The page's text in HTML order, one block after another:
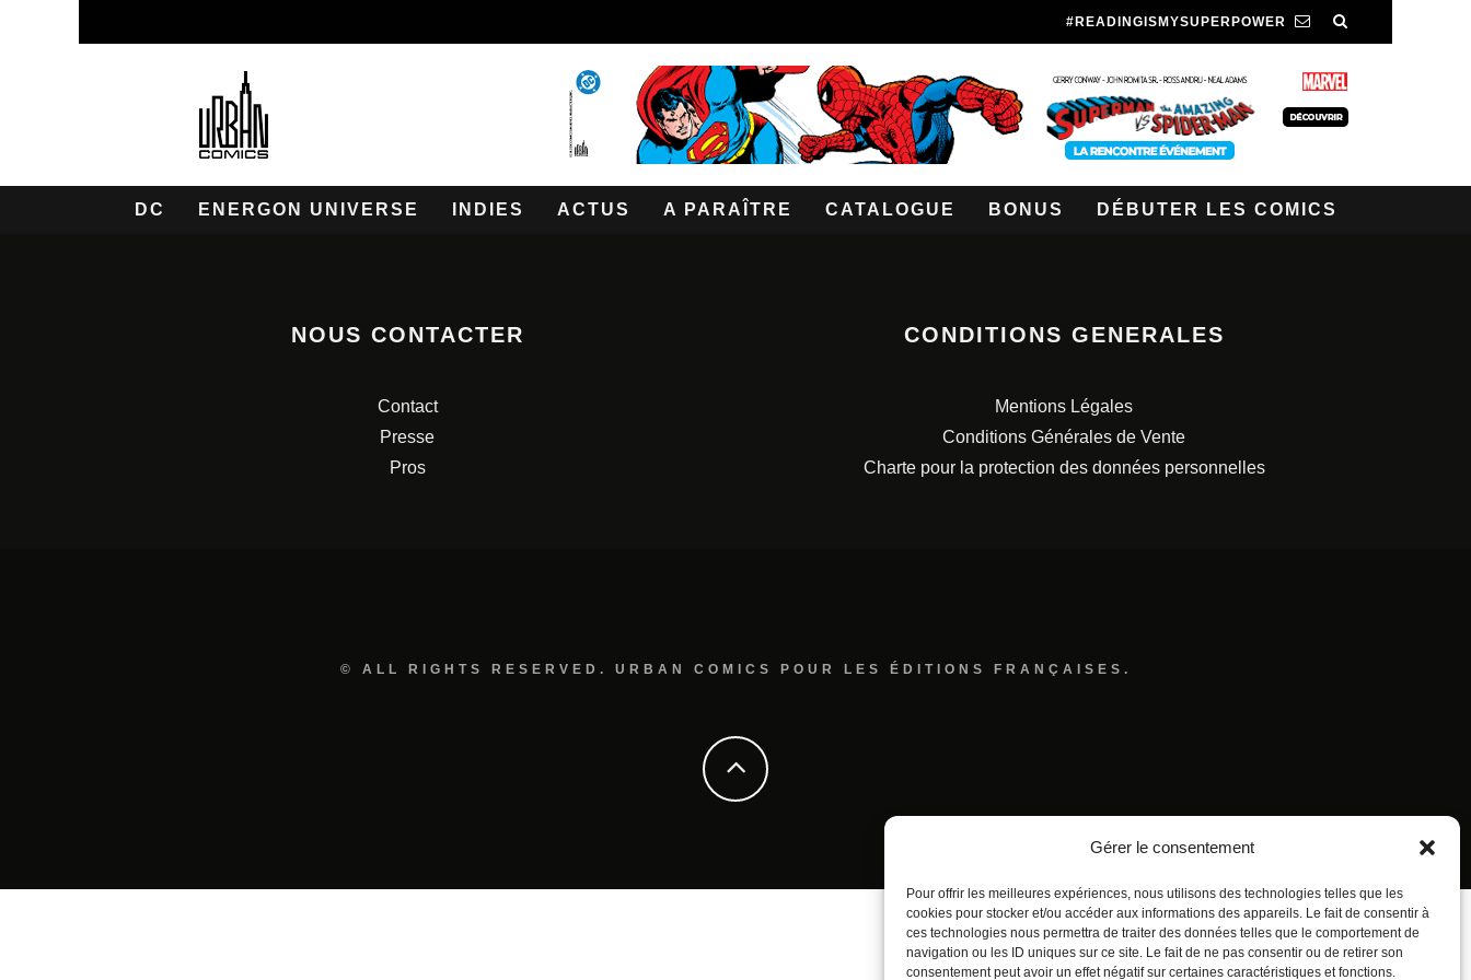
Gérer le consentement
Pour offrir les meilleures expériences, nous utilisons des technologies telles que les
cookies pour stocker et/ou accéder aux informations des appareils. Le fait de consentir à
ces technologies nous permettra de traiter des données telles que le comportement de
navigation ou les ID uniques sur ce site. Le fait de ne pas consentir ou de retirer son
consentement peut avoir un effet négatif sur certaines caractéristiques et fonctions.
#READINGISMYSUPERPOWER
DC ENERGON UNIVERSE INDIES ACTUS A PARAÎTRE CATALOGUE BONUS DÉBUTER LES COMICS
NOUS CONTACTER
Contact
Presse
Pros
CONDITIONS GENERALES
Mentions Légales
Conditions Générales de Vente
Charte pour la protection des données personnelles
© ALL RIGHTS RESERVED. URBAN COMICS POUR LES ÉDITIONS FRANÇAISES.